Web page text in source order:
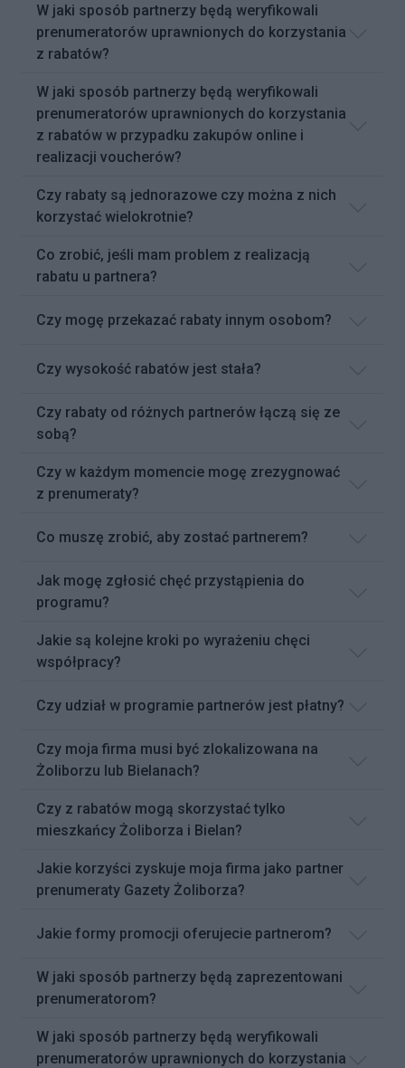
W jaki sposób partnerzy będą weryfikowali
prenumeratorów uprawnionych do korzystania
z rabatów?
W jaki sposób partnerzy będą weryfikowali
prenumeratorów uprawnionych do korzystania
z rabatów w przypadku zakupów online i
realizacji voucherów?
Czy rabaty są jednorazowe czy można z nich
korzystać wielokrotnie?
Co zrobić, jeśli mam problem z realizacją
rabatu u partnera?
Czy mogę przekazać rabaty innym osobom?
Czy wysokość rabatów jest stała?
Czy rabaty od różnych partnerów łączą się ze
sobą?
Czy w każdym momencie mogę zrezygnować
z prenumeraty?
Co muszę zrobić, aby zostać partnerem?
Jak mogę zgłosić chęć przystąpienia do
programu?
Jakie są kolejne kroki po wyrażeniu chęci
współpracy?
Czy udział w programie partnerów jest płatny?
Czy moja firma musi być zlokalizowana na
Żoliborzu lub Bielanach?
Czy z rabatów mogą skorzystać tylko
mieszkańcy Żoliborza i Bielan?
Jakie korzyści zyskuje moja firma jako partner
prenumeraty Gazety Żoliborza?
Jakie formy promocji oferujecie partnerom?
W jaki sposób partnerzy będą zaprezentowani
prenumeratorom?
W jaki sposób partnerzy będą weryfikowali
prenumeratorów uprawnionych do korzystania